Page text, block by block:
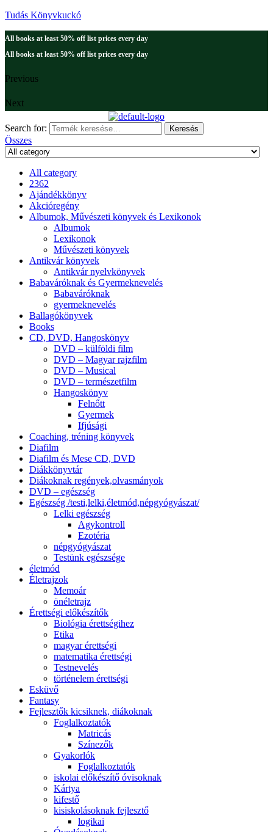
Tudás Könyvkuckó
All books at least 50% off list prices every day
All books at least 50% off list prices every day
Previous
Next
Search for: Keresés
Összes
All category
2362
Ajándékkönyv
Akcióregény
Albumok, Művészeti könyvek és Lexikonok
Albumok
Lexikonok
Művészeti könyvek
Antikvár könyvek
Antikvár nyelvkönyvek
Babaváróknak és Gyermeknevelés
Babaváróknak
gyermeknevelés
Ballagókönyvek
Books
CD, DVD, Hangoskönyv
DVD – külföldi film
DVD – Magyar rajzfilm
DVD – Musical
DVD – természetfilm
Hangoskönyv
Felnőtt
Gyermek
Ifjúsági
Coaching, tréning könyvek
Diafilm
Diafilm és Mese CD, DVD
Diákkönyvtár
Diákoknak regények,olvasmányok
DVD – egészség
Egészség /testi,lelki,életmód,népgyógyászat/
Lelki egészség
Agykontroll
Ezotéria
népgyógyászat
Testünk egészsége
életmód
Életrajzok
Memoár
önéletrajz
Érettségi előkészítők
Biológia érettségihez
Etika
magyar érettségi
matematika érettségi
Testnevelés
történelem érettségi
Esküvő
Fantasy
Fejlesztők kicsiknek, diákoknak
Foglalkoztatók
Matricás
Színezők
Gyakorlók
Foglalkoztatók
iskolai előkészítő óvisoknak
Kártya
kifestő
kisiskolásoknak fejlesztő
logikai